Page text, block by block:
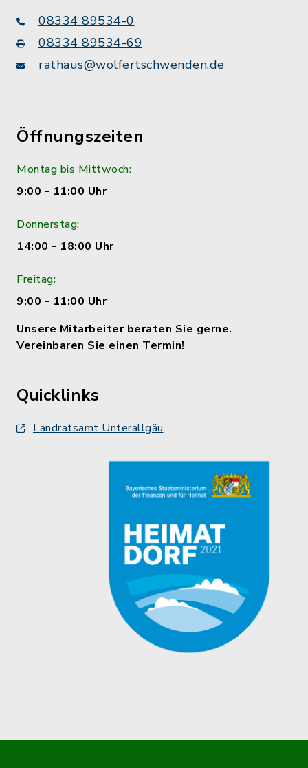
08334 89534-0
08334 89534-69
rathaus@wolfertschwenden.de
Öffnungszeiten
Montag bis Mittwoch:
9:00 - 11:00 Uhr
Donnerstag:
14:00 - 18:00 Uhr
Freitag:
9:00 - 11:00 Uhr
Unsere Mitarbeiter beraten Sie gerne.
Vereinbaren Sie einen Termin!
Quicklinks
Landratsamt Unterallgäu